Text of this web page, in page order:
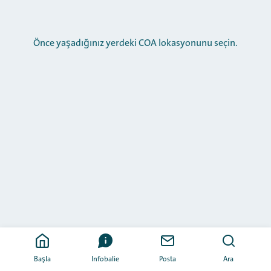
Başla Infobalie Posta Ara
Önce yaşadığınız yerdeki COA lokasyonunu seçin.